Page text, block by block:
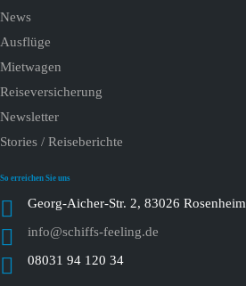
News
Ausflüge
Mietwagen
Reiseversicherung
Newsletter
Stories / Reiseberichte
So erreichen Sie uns
Georg-Aicher-Str. 2, 83026 Rosenheim
info@schiffs-feeling.de
08031 94 120 34